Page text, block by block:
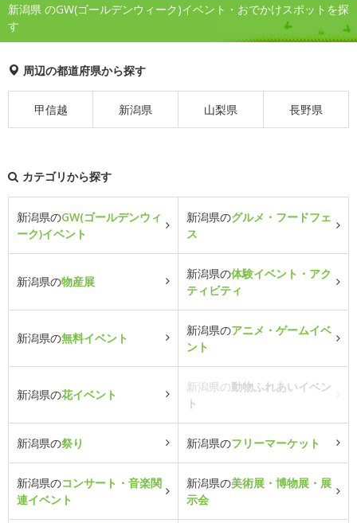
新潟県 のGW(ゴールデンウィーク)イベント・おでかけスポットを探
す
周辺の都道府県から探す
甲信越 新潟県 山梨県 長野県
カテゴリから探す
新潟県のGW(ゴールデンウィ
ーク)イベント
新潟県のグルメ・フードフェ
ス
新潟県の物産展
新潟県の体験イベント・アク
ティビティ
新潟県の無料イベント
新潟県のアニメ・ゲームイベ
ント
新潟県の花イベント
新潟県の動物ふれあいイベン
ト
新潟県の祭り 新潟県のフリーマーケット
新潟県のコンサート・音楽関
連イベント
新潟県の美術展・博物展・展
示会